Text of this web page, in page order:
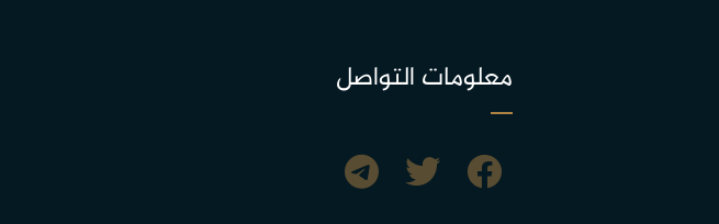
معلومات التواصل